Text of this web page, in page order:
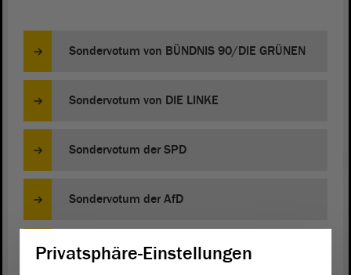
Sondervotum von BÜNDNIS 90/DIE GRÜNEN
Sondervotum von DIE LINKE
Sondervotum der SPD
Sondervotum der AfD
Sondervotum der CDU
Privatsphäre-Einstellungen